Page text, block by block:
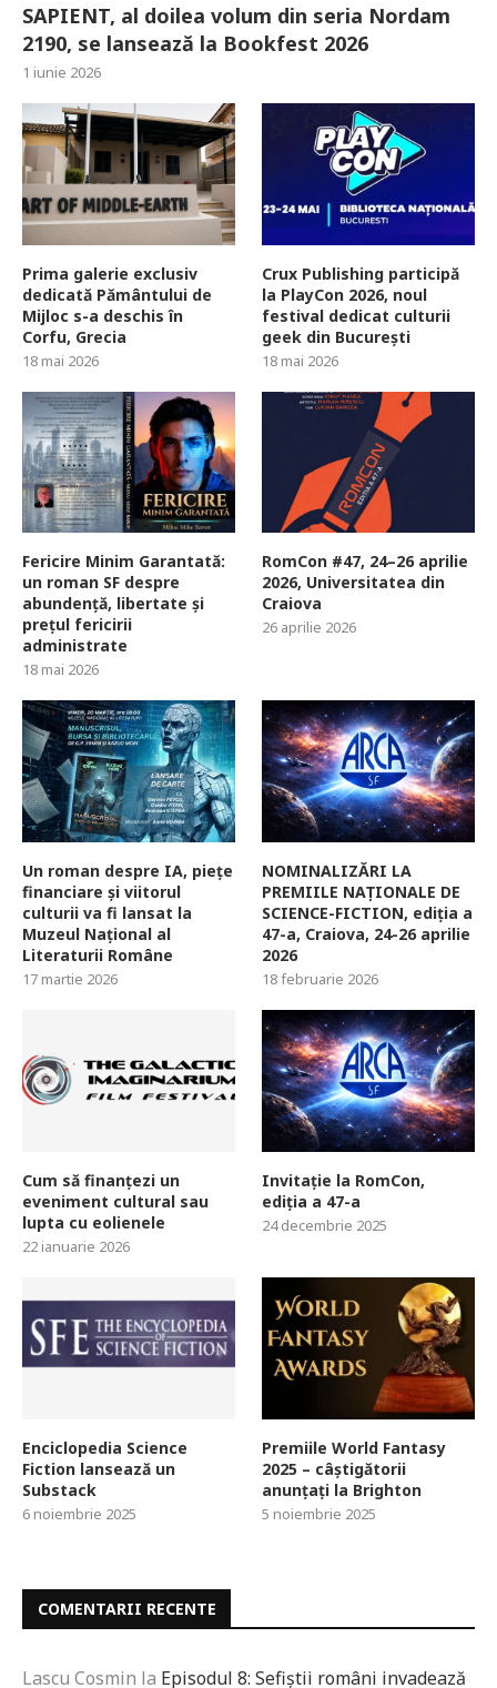
SAPIENT, al doilea volum din seria Nordam
2190, se lansează la Bookfest 2026
1 iunie 2026
Prima galerie exclusiv
dedicată Pământului de
Mijloc s-a deschis în
Corfu, Grecia
18 mai 2026
Crux Publishing participă
la PlayCon 2026, noul
festival dedicat culturii
geek din București
18 mai 2026
Fericire Minim Garantată:
un roman SF despre
abundență, libertate și
prețul fericirii
administrate
18 mai 2026
RomCon #47, 24–26 aprilie
2026, Universitatea din
Craiova
26 aprilie 2026
Un roman despre IA, piețe
financiare și viitorul
culturii va fi lansat la
Muzeul Național al
Literaturii Române
17 martie 2026
NOMINALIZĂRI LA
PREMIILE NAȚIONALE DE
SCIENCE-FICTION, ediția a
47-a, Craiova, 24-26 aprilie
2026
18 februarie 2026
Cum să finanțezi un
eveniment cultural sau
lupta cu eolienele
22 ianuarie 2026
Invitație la RomCon,
ediția a 47-a
24 decembrie 2025
Enciclopedia Science
Fiction lansează un
Substack
6 noiembrie 2025
Premiile World Fantasy
2025 – câștigătorii
anunțați la Brighton
5 noiembrie 2025
COMENTARII RECENTE
Lascu Cosmin la Episodul 8: Sefiștii români invadează